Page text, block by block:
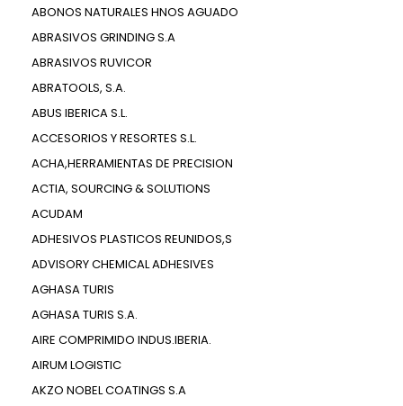
ABONOS NATURALES HNOS AGUADO
ABRASIVOS GRINDING S.A
ABRASIVOS RUVICOR
ABRATOOLS, S.A.
ABUS IBERICA S.L.
ACCESORIOS Y RESORTES S.L.
ACHA,HERRAMIENTAS DE PRECISION
ACTIA, SOURCING & SOLUTIONS
ACUDAM
ADHESIVOS PLASTICOS REUNIDOS,S
ADVISORY CHEMICAL ADHESIVES
AGHASA TURIS
AGHASA TURIS S.A.
AIRE COMPRIMIDO INDUS.IBERIA.
AIRUM LOGISTIC
AKZO NOBEL COATINGS S.A